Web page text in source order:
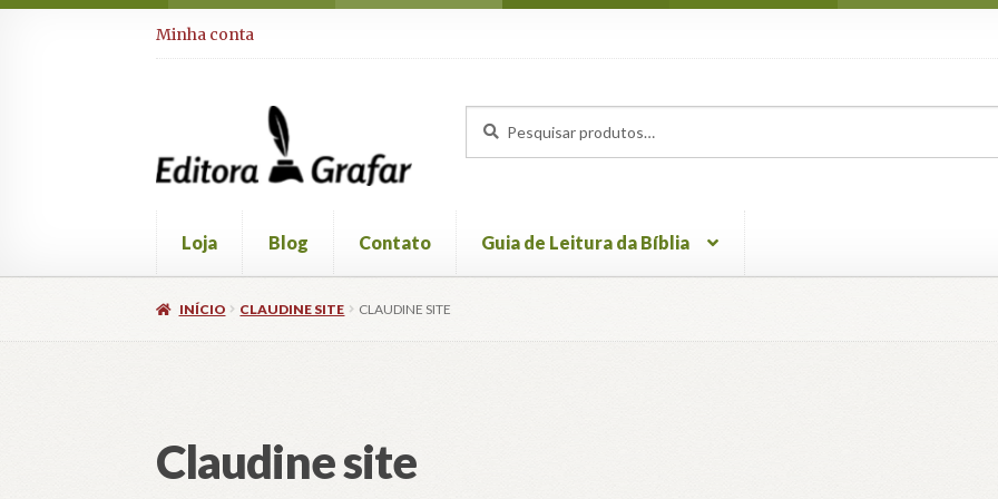
Pular
Pular
Minha conta
por:
Loja Blog Contato Guia de Leitura da Bíblia
INÍCIO CLAUDINE SITE CLAUDINE SITE
Claudine site